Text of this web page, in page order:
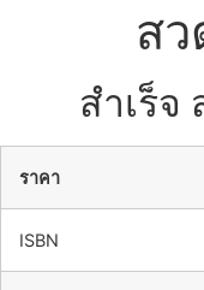
ส
สำเร็จ
ราคา
ISBN